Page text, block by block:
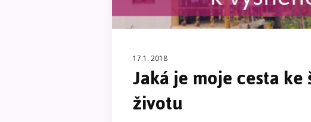
17.1. 2018
Jaká je moje cesta
životu